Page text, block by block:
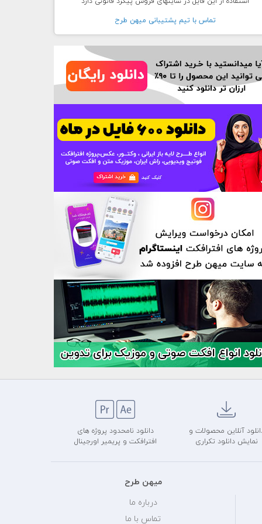
تماس با تيم پشتيبانی ميهن طرح
آنلاین محصولات و
نمایش دانلود تکراری
دانلود نامحدود پروژه های
افترافکت و پریمیر اورجینال
میهن طرح
درباره ما
تماس با ما